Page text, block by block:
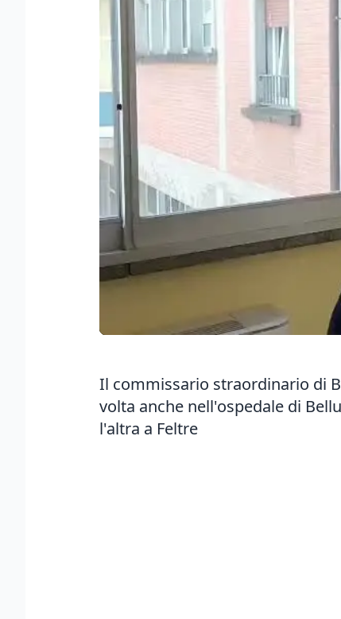
Il commissario straordinario di
volta anche nell'ospedale di
l'altra a Feltre